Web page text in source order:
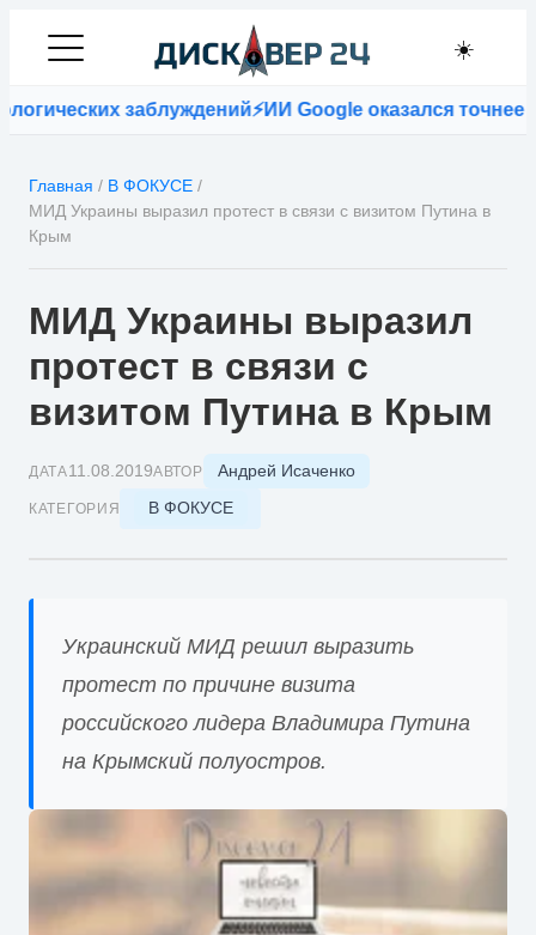
☀️
заблуждений⚡ИИ Google оказался точнее
Главная / В ФОКУСЕ /
МИД Украины выразил протест в связи с визитом Путина в
Крым
МИД Украины выразил
протест в связи с
визитом Путина в Крым
ДАТА11.08.2019АВТОР Андрей Исаченко
КАТЕГОРИЯ В ФОКУСЕ
Украинский МИД решил выразить
протест по причине визита
российского лидера Владимира Путина
на Крымский полуостров.